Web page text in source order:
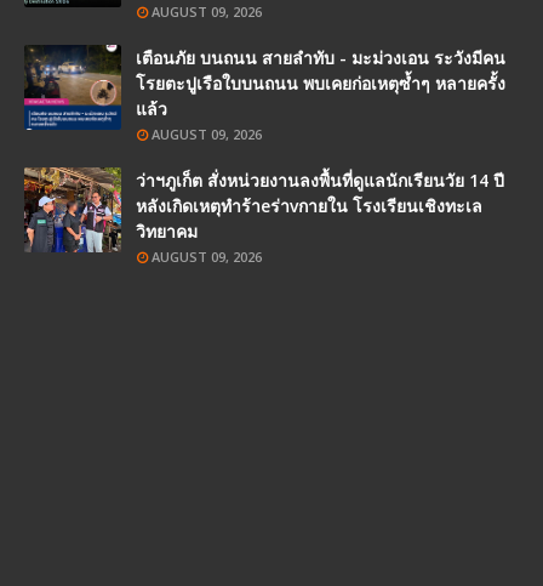
AUGUST 09, 2026
เตือนภัย บนถนน สายลำทับ - มะม่วงเอน ระวังมีคน
โรยตะปูเรือใบบนถนน พบเคยก่อเหตุซ้ำๆ หลายครั้ง
แล้ว
AUGUST 09, 2026
ว่าฯภูเก็ต สั่งหน่วยงานลงพื้นที่ดูแลนักเรียนวัย 14 ปี
หลังเกิดเหตุทำร้าeร่าvกายใน โรงเรียนเชิงทะเล
วิทยาคม
AUGUST 09, 2026